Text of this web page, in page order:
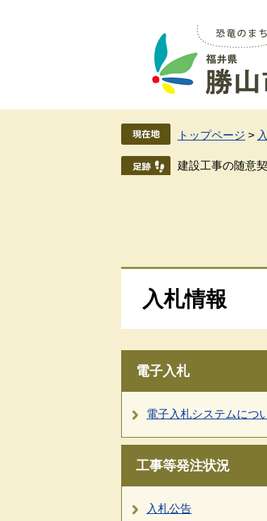
で
ば
トップページ >
建設工事の随意
入札情報
電子入札
電子入札システムにつ
工事等発注状況
入札公告